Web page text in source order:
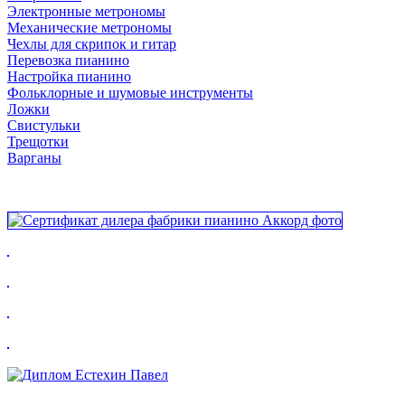
Электронные метрономы
Механические метрономы
Чехлы для скрипок и гитар
Перевозка пианино
Настройка пианино
Фольклорные и шумовые инструменты
Ложки
Свистульки
Трещотки
Варганы